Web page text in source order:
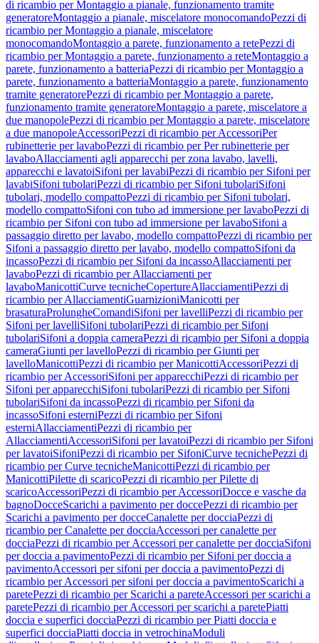
di ricambio per Montaggio a pianale, funzionamento tramite
generatoreMontaggio a pianale, miscelatore monocomandoPezzi di
ricambio per Montaggio a pianale, miscelatore
monocomandoMontaggio a parete, funzionamento a retePezzi di
ricambio per Montaggio a parete, funzionamento a reteMontaggio a
parete, funzionamento a batteriaPezzi di ricambio per Montaggio a
parete, funzionamento a batteriaMontaggio a parete, funzionamento
tramite generatorePezzi di ricambio per Montaggio a parete,
funzionamento tramite generatoreMontaggio a parete, miscelatore a
due manopolePezzi di ricambio per Montaggio a parete, miscelatore
a due manopoleAccessoriPezzi di ricambio per AccessoriPer
rubinetterie per lavaboPezzi di ricambio per Per rubinetterie per
lavaboAllacciamenti agli apparecchi per zona lavabo, lavelli,
apparecchi e lavatoiSifoni per lavabiPezzi di ricambio per Sifoni per
lavabiSifoni tubolariPezzi di ricambio per Sifoni tubolariSifoni
tubolari, modello compattoPezzi di ricambio per Sifoni tubolari,
modello compattoSifoni con tubo ad immersione per lavaboPezzi di
ricambio per Sifoni con tubo ad immersione per lavaboSifoni a
passaggio diretto per lavabo, modello compattoPezzi di ricambio per
Sifoni a passaggio diretto per lavabo, modello compattoSifoni da
incassoPezzi di ricambio per Sifoni da incassoAllacciamenti per
lavaboPezzi di ricambio per Allacciamenti per
lavaboManicottiCurve tecnicheCopertureAllacciamentiPezzi di
ricambio per AllacciamentiGuarnizioniManicotti per
brasaturaProlungheComandiSifoni per lavelliPezzi di ricambio per
Sifoni per lavelliSifoni tubolariPezzi di ricambio per Sifoni
tubolariSifoni a doppia cameraPezzi di ricambio per Sifoni a doppia
cameraGiunti per lavelloPezzi di ricambio per Giunti per
lavelloManicottiPezzi di ricambio per ManicottiAccessoriPezzi di
ricambio per AccessoriSifoni per apparecchiPezzi di ricambio per
Sifoni per apparecchiSifoni tubolariPezzi di ricambio per Sifoni
tubolariSifoni da incassoPezzi di ricambio per Sifoni da
incassoSifoni esterniPezzi di ricambio per Sifoni
esterniAllacciamentiPezzi di ricambio per
AllacciamentiAccessoriSifoni per lavatoiPezzi di ricambio per Sifoni
per lavatoiSifoniPezzi di ricambio per SifoniCurve tecnichePezzi di
ricambio per Curve tecnicheManicottiPezzi di ricambio per
ManicottiPilette di scaricoPezzi di ricambio per Pilette di
scaricoAccessoriPezzi di ricambio per AccessoriDocce e vasche da
bagnoDocceScarichi a pavimento per doccePezzi di ricambio per
Scarichi a pavimento per docceCanalette per docciaPezzi di
ricambio per Canalette per docciaAccessori per canalette per
docciaPezzi di ricambio per Accessori per canalette per docciaSifoni
per doccia a pavimentoPezzi di ricambio per Sifoni per doccia a
pavimentoAccessori per sifoni per doccia a pavimentoPezzi di
ricambio per Accessori per sifoni per doccia a pavimentoScarichi a
paretePezzi di ricambio per Scarichi a pareteAccessori per scarichi a
paretePezzi di ricambio per Accessori per scarichi a paretePiatti
doccia e superfici docciaPezzi di ricambio per Piatti doccia e
superfici docciaPiatti doccia in vetrochinaModuli